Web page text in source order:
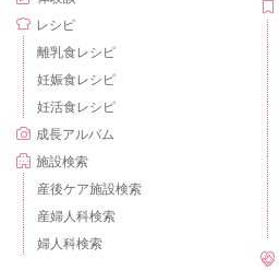
レシピ
離乳食レシピ
妊娠食レシピ
妊活食レシピ
成長アルバム
施設検索
産後ケア施設検索
産婦人科検索
婦人科検索